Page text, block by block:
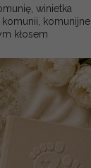
winietka
komunii, komunijne
kłosem